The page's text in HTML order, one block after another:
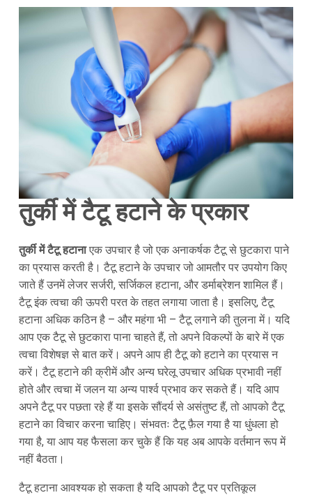
तुर्की में टैटू हटाने के प्रकार
तुर्की में टैटू हटानाएक उपचार है जो एक अनाकर्षक टैटू से छुटकारा पाने
का प्रयास करती है। टैटू हटाने के उपचार जो आमतौर पर उपयोग किए
जाते हैं उनमें लेजर सर्जरी, सर्जिकल हटाना, और डर्माब्रेशन शामिल हैं।
टैटू इंक त्वचा की ऊपरी परत के तहत लगाया जाता है। इसलिए, टैटू
हटाना अधिक कठिन है – और महंगा भी – टैटू लगाने की तुलना में। यदि
आप एक टैटू से छुटकारा पाना चाहते हैं, तो अपने विकल्पों के बारे में एक
त्वचा विशेषज्ञ से बात करें। अपने आप ही टैटू को हटाने का प्रयास न
करें। टैटू हटाने की क्रीमें और अन्य घरेलू उपचार अधिक प्रभावी नहीं
होते और त्वचा में जलन या अन्य पार्श्व प्रभाव कर सकते हैं। यदि आप
अपने टैटू पर पछता रहे हैं या इसके सौंदर्य से असंतुष्ट हैं, तो आपको टैटू
हटाने का विचार करना चाहिए। संभवतः टैटू फ़ैल गया है या धुंधला हो
गया है, या आप यह फैसला कर चुके हैं कि यह अब आपके वर्तमान रूप में
नहीं बैठता।
टैटू हटाना आवश्यक हो सकता है यदि आपको टैटू पर प्रतिकूल